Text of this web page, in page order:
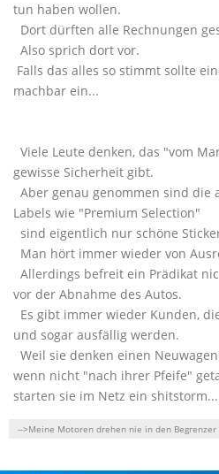
tun haben wollen.
Dort dürften alle Rechnungen
Also sprich dort vor.
Falls das alles so stimmt sollte
machbar ein...
Viele Leute denken, das "vom
gewisse Sicherheit gibt.
Aber genau genommen sind die
Labels wie "Premium Selection"
sind eigentlich nur schöne
Man hört immer wieder von
Allerdings befreit ein Prädikat
vor der Abnahme des Autos.
Es gibt immer wieder Kunden,
und sogar ausfällig werden.
Weil sie denken einen
wenn nicht "nach ihrer Pfeife"
starten sie im Netz ein
-->Meine Motoren drehen nie in den Begrenzer